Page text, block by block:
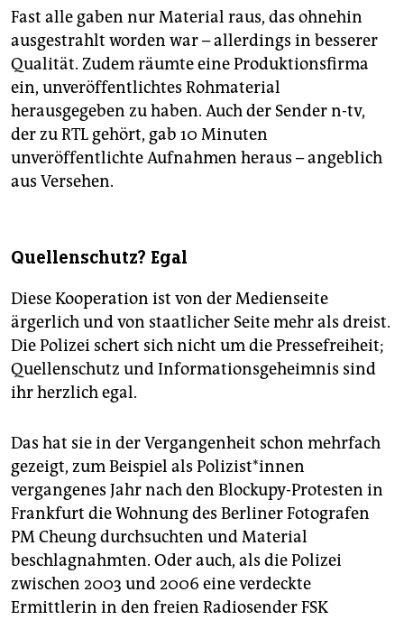
Fast alle gaben nur Material raus, das ohnehin
ausgestrahlt worden war – allerdings in besserer
Qualität. Zudem räumte eine Produktionsfirma
ein, unveröffentlichtes Rohmaterial
herausgegeben zu haben. Auch der Sender n-tv,
der zu RTL gehört, gab 10 Minuten
unveröffentlichte Aufnahmen heraus – angeblich
aus Versehen.
Quellenschutz? Egal
Diese Kooperation ist von der Medienseite
ärgerlich und von staatlicher Seite mehr als dreist.
Die Polizei schert sich nicht um die Pressefreiheit;
Quellenschutz und Informationsgeheimnis sind
ihr herzlich egal.
Das hat sie in der Vergangenheit schon mehrfach
gezeigt, zum Beispiel als Polizist*innen
vergangenes Jahr nach den Blockupy-Protesten in
Frankfurt die Wohnung des Berliner Fotografen
PM Cheung durchsuchten und Material
beschlagnahmten. Oder auch, als die Polizei
zwischen 2003 und 2006 eine verdeckte
Ermittlerin in den freien Radiosender FSK